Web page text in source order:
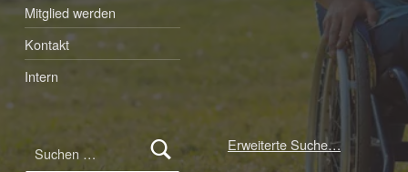
Mitglied werden
Kontakt
Intern
Erweiterte Suche…